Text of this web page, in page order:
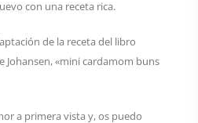
con una receta rica.
de la receta del libro
Johansen, «mini cardamom buns
a primera vista y, os puedo